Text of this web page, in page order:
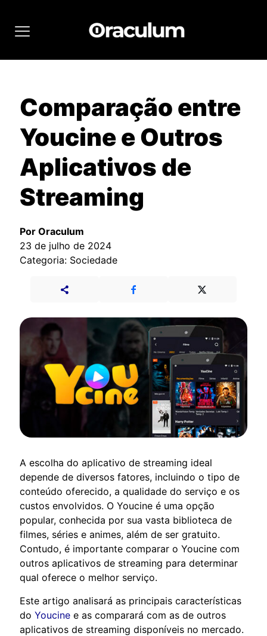
Comparação entre
Youcine e Outros
Aplicativos de
Streaming
Por Oraculum
23 de julho de 2024
Categoria: Sociedade
A escolha do aplicativo de streaming ideal
depende de diversos fatores, incluindo o tipo de
conteúdo oferecido, a qualidade do serviço e os
custos envolvidos. O Youcine é uma opção
popular, conhecida por sua vasta biblioteca de
filmes, séries e animes, além de ser gratuito.
Contudo, é importante comparar o Youcine com
outros aplicativos de streaming para determinar
qual oferece o melhor serviço.
Este artigo analisará as principais características
do Youcine e as comparará com as de outros
aplicativos de streaming disponíveis no mercado.